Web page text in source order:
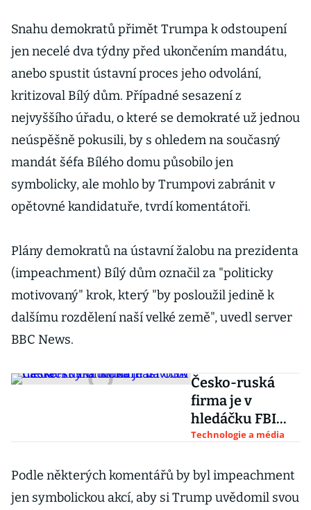
Snahu demokratů přimět Trumpa k odstoupení
jen necelé dva týdny před ukončením mandátu,
anebo spustit ústavní proces jeho odvolání,
kritizoval Bílý dům. Případné sesazení z
nejvyššího úřadu, o které se demokraté už jednou
neúspěšně pokusili, by s ohledem na současný
mandát šéfa Bílého domu působilo jen
symbolicky, ale mohlo by Trumpovi zabránit v
opětovné kandidatuře, tvrdí komentátoři.
Plány demokratů na ústavní žalobu na prezidenta
(impeachment) Bílý dům označil za "politicky
motivovaný" krok, který "by posloužil jedině k
dalšímu rozdělení naší velké země", uvedl server
BBC News.
Česko-ruská
firma je v
hledáčku FBI
kvůli masivním
útokům na USA
Technologie a média
Podle některých komentářů by byl impeachment
jen symbolickou akcí, aby si Trump uvědomil svou